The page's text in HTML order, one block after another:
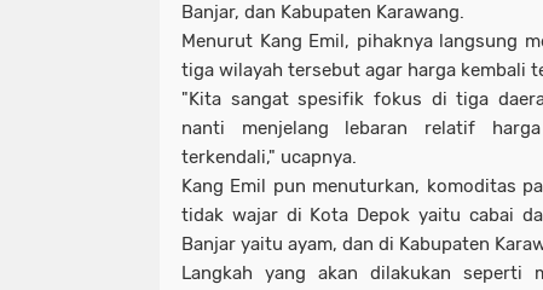
Banjar, dan Kabupaten Karawang.
Menurut Kang Emil, pihaknya langsung
tiga wilayah tersebut agar harga kembali
"Kita sangat spesifik fokus di tiga
nanti menjelang lebaran relatif
terkendali," ucapnya.
Kang Emil pun menuturkan, komoditas
tidak wajar di Kota Depok yaitu cabai
Banjar yaitu ayam, dan di Kabupaten
Langkah yang akan dilakukan seperti